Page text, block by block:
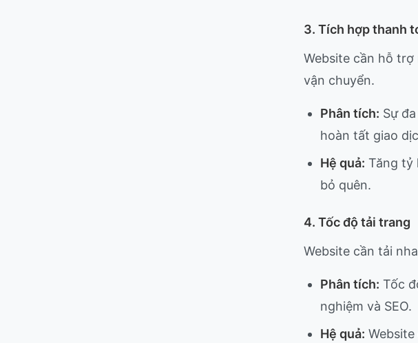
3. Tích hợp thanh
Website cần hỗ
vận chuyển.
Phân tích: Sự
hoàn tất giao
Hệ quả: Tăng tỷ
bỏ quên.
4. Tốc độ tải trang
Website cần tải
Phân tích: Tốc
nghiệm và SEO.
Hệ quả: